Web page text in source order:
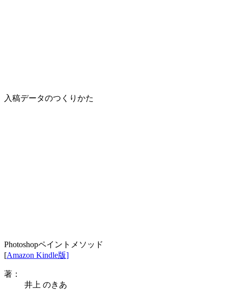
入稿データのつくりかた
Photoshopペイントメソッド
[Amazon Kindle版]
著：
井上 のきあ